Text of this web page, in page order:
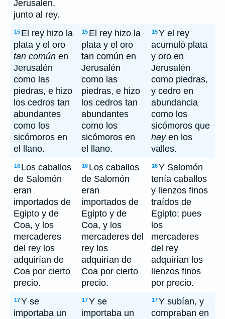
Jerusalén,
junto al rey.
15 El rey hizo la
plata y el oro
tan común en
Jerusalén
como las
piedras, e hizo
los cedros tan
abundantes
como los
sicómoros en
el llano.
15 El rey hizo la
plata y el oro
tan común en
Jerusalén
como las
piedras, e hizo
los cedros tan
abundantes
como los
sicómoros en
el llano.
15Y el rey
acumuló plata
y oro en
Jerusalén
como piedras,
y cedro en
abundancia
como los
sicómoros que
hayen los
valles.
16 Los caballos
de Salomón
eran
importados de
Egipto y de
Coa, y los
mercaderes
del rey los
adquirían de
Coa por cierto
precio.
16 Los caballos
de Salomón
eran
importados de
Egipto y de
Coa, y los
mercaderes del
rey los
adquirían de
Coa por cierto
precio.
16Y Salomón
tenía caballos
y lienzos finos
traídos de
Egipto; pues
los
mercaderes
del rey
adquirían los
lienzos finos
por precio.
17Y se
importaba un
17Y se
importaba un
17Y subían, y
compraban en